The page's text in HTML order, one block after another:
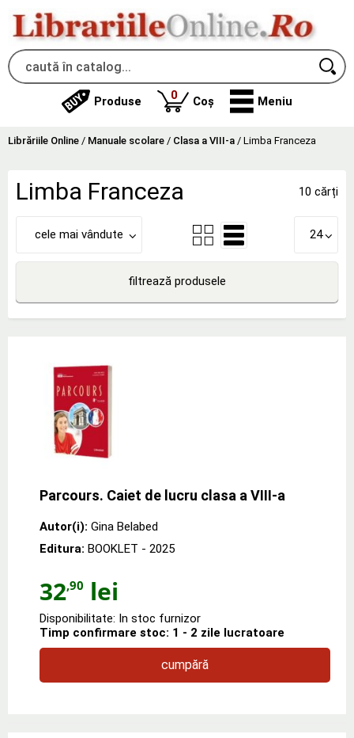
Produse 0produse
Coș Meniu
Librăriile Online / Manuale scolare / Clasa a VIII-a / Limba Franceza
Limba Franceza 10 cărți
cele mai vândute 24
filtrează produsele
Parcours. Caiet de lucru clasa a VIII-a
Autor(i): Gina Belabed
Editura: BOOKLET - 2025
32,90 lei
Disponibilitate: In stoc furnizor
Timp confirmare stoc: 1 - 2 zile lucratoare
cumpără